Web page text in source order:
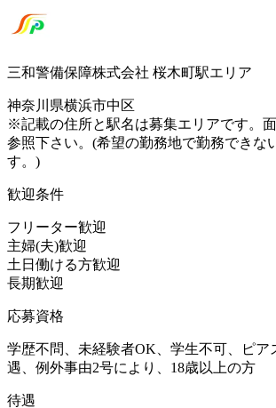
三和警備保障株式会社 桜木町駅エリア
神奈川県横浜市中区
※記載の住所と駅名は募集エリアです。
参照下さい。(希望の勤務地で勤務できな
す。)
歓迎条件
フリーター歓迎
主婦(夫)歓迎
土日働ける方歓迎
長期歓迎
応募資格
学歴不問、未経験者OK、学生不可、ピア
遇、例外事由2号により、18歳以上の方
待遇